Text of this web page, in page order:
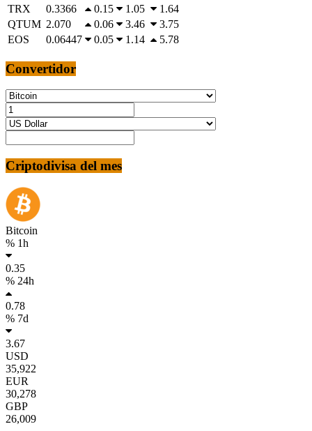
TRX
0.3366 0.15 1.05
1.64
QTUM 2.070 0.06 3.46
3.75
EOS
0.06447 0.05 1.14 5.78
Convertidor
Criptodivisa del mes
Bitcoin
% 1h
0.35
% 24h
0.78
% 7d
3.67
USD
35,922
EUR
30,278
GBP
26,009